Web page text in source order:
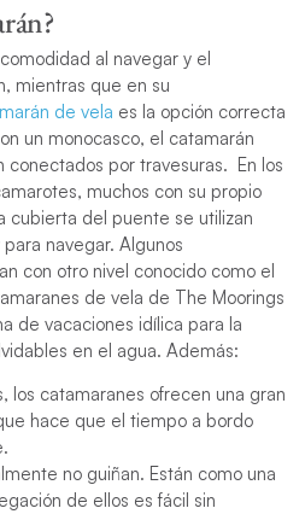
al navegar y el
mientras que en su
de vela es la opción correcta
un monocasco, el catamarán
por travesuras. En los
muchos con su propio
cubierta del puente se utilizan
navegar. Algunos
con otro nivel conocido como el
de vela de The Moorings
de vacaciones idílica para la
en el agua. Además:
los catamaranes ofrecen una gran
hace que el tiempo a bordo
no guiñan. Están como una
de ellos es fácil sin